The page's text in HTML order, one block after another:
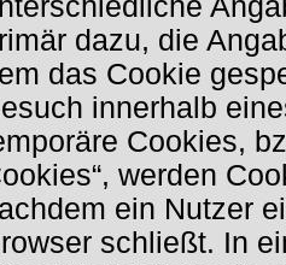
dazu, die
das Cookie
innerhalb
Cookies,
werden
ein Nutzer
schließt. In